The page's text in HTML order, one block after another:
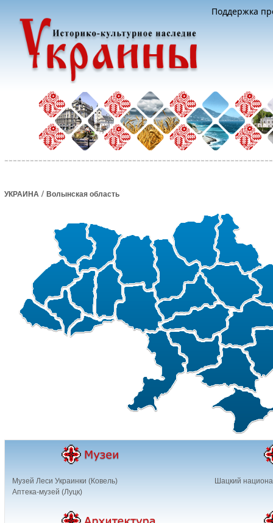
Поддержка
УКРАИНА / Волынская область
Музей Леси Украинки (Ковель)
Аптека-музей (Луцк)
Шацкий